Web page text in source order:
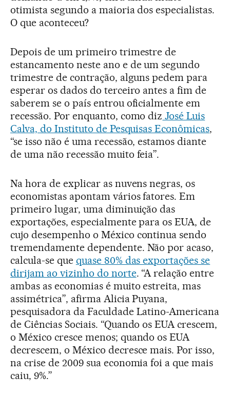
otimista segundo a maioria dos especialistas.
O que aconteceu?
Depois de um primeiro trimestre de
estancamento neste ano e de um segundo
trimestre de contração, alguns pedem para
esperar os dados do terceiro antes a fim de
saberem se o país entrou oficialmente em
recessão. Por enquanto, como diz José Luis
Calva, do Instituto de Pesquisas Econômicas,
“se isso não é uma recessão, estamos diante
de uma não recessão muito feia”.
Na hora de explicar as nuvens negras, os
economistas apontam vários fatores. Em
primeiro lugar, uma diminuição das
exportações, especialmente para os EUA, de
cujo desempenho o México continua sendo
tremendamente dependente. Não por acaso,
calcula-se que quase 80% das exportações se
dirijam ao vizinho do norte. “A relação entre
ambas as economias é muito estreita, mas
assimétrica”, afirma Alicia Puyana,
pesquisadora da Faculdade Latino-Americana
de Ciências Sociais. “Quando os EUA crescem,
o México cresce menos; quando os EUA
decrescem, o México decresce mais. Por isso,
na crise de 2009 sua economia foi a que mais
caiu, 9%.”